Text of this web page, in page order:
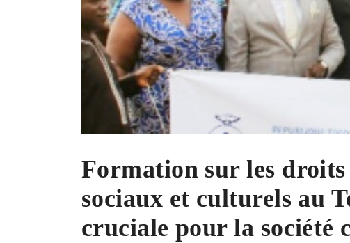
Formation sur les droits
sociaux et culturels au
cruciale pour la société